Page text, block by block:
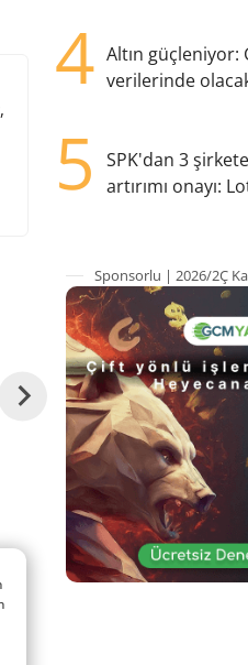
4 Altın güçleniyor:
verilerinde
5
SPK'dan 3
artırımı onayı:
Sponsorlu | 2026/2Ç